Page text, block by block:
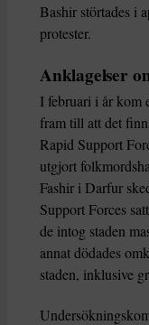
Bashir störtades i
protester.
Anklagelser
I februari i år kom
fram till att det
Rapid Support
utgjort
Fashir i Darfur
Support Forces
de intog staden
annat dödades
staden, inklusive